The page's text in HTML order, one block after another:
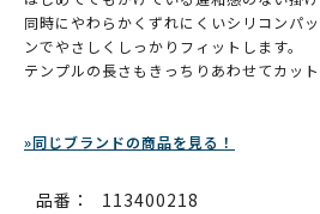
同時にやわらかくずれにくいシリコンパ
ンでやさしくしっかりフィットします。
テンプルの長さもきっちりあわせてカット
»同じブランドの商品を見る！
品番： 113400218